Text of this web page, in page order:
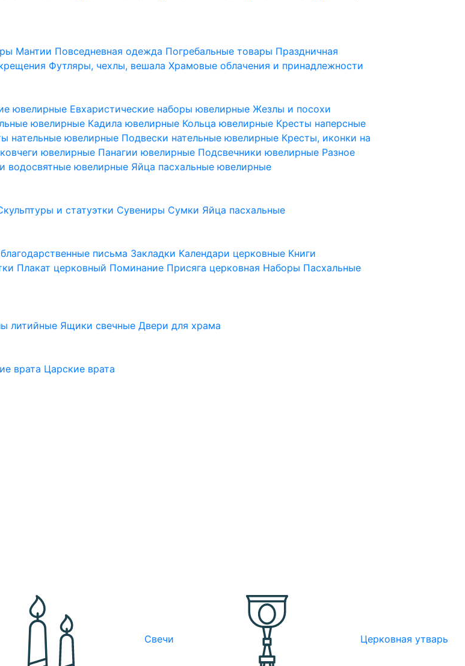
Мантии Повседневная одежда Погребальные товары Праздничная
Футляры, чехлы, вешалаХрамовые облачения и принадлежности
ювелирные Евхаристические наборы ювелирныеЖезлы и посохи
ювелирные Кадила ювелирные Кольца ювелирные Кресты наперсные
нательные ювелирные Подвески нательные ювелирные Кресты, иконки на
ювелирные Панагии ювелирные Подсвечники ювелирные Разное
водосвятные ювелирные Яйца пасхальные ювелирные
и статуэтки Сувениры Сумки Яйца пасхальные
письма Закладки Календари церковные Книги
Плакат церковный Поминание Присяга церковная Наборы Пасхальные
литийные Ящики свечныеДвери для храма
врата Царские врата
Свечи Церковная утварь